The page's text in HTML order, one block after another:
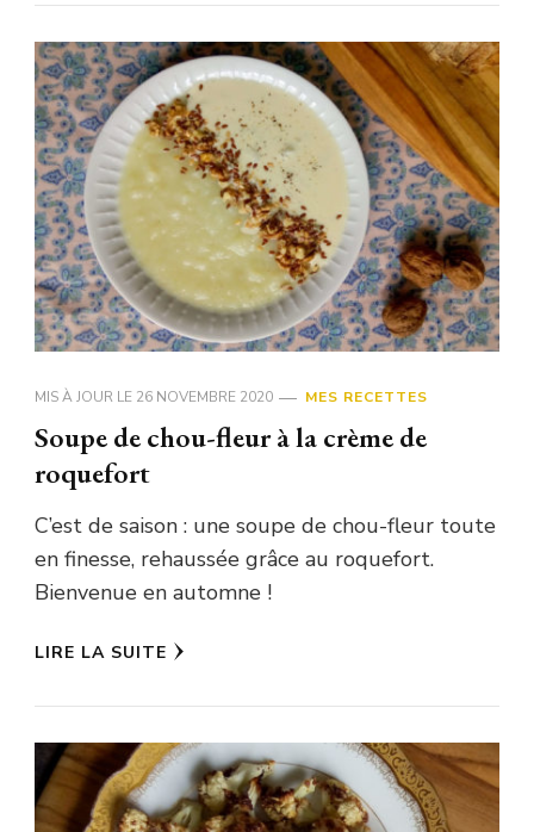
MIS À JOUR LE 26 NOVEMBRE 2020 MES RECETTES
Soupe de chou-fleur à la crème de
roquefort
C’est de saison : une soupe de chou-fleur toute
en finesse, rehaussée grâce au roquefort.
Bienvenue en automne !
LIRE LA SUITE